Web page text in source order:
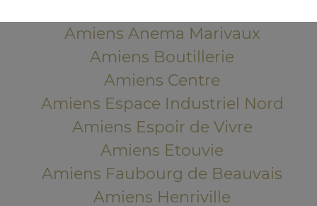
Amiens Anema Marivaux
Amiens Boutillerie
Amiens Centre
Amiens Espace Industriel Nord
Amiens Espoir de Vivre
Amiens Etouvie
Amiens Faubourg de Beauvais
Amiens Henriville